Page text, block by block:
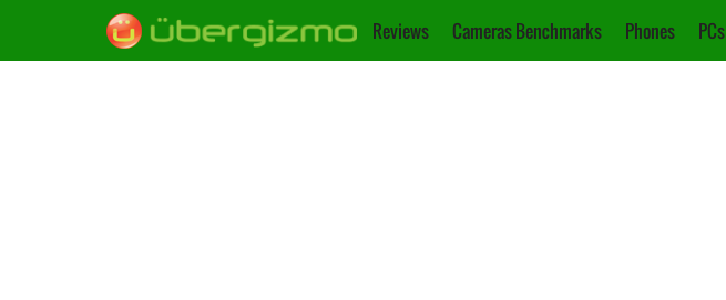
Reviews Cameras Benchmarks Phones PCs